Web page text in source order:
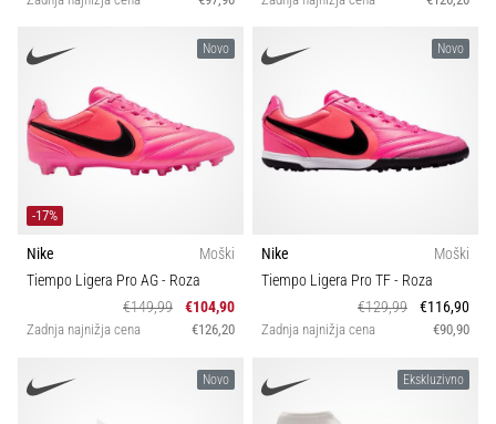
Novo
-17%
Nike
Moški
Tiempo Ligera Pro AG- Roza
€149,99
€104,90
Zadnja najnižja cena €126,20
Novo
Nike
Moški
Tiempo Ligera Pro TF- Roza
€129,99
€116,90
Zadnja najnižja cena €90,90
Novo Ekskluzivno